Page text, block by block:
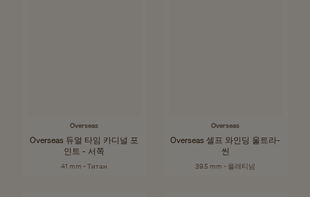
Overseas
Overseas 듀얼 타임 카디널 포
인트 - 서쪽
41 mm - Титан
Overseas
Overseas 셀프 와인딩 울트라-
씬
39.5 mm - 플래티넘